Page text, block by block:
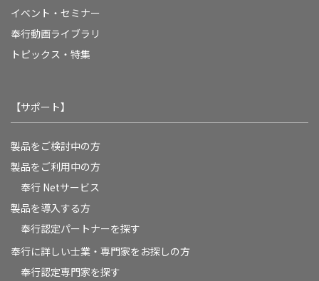
イベント・セミナー
奉行動画ライブラリ
トピックス・特集
【サポート】
製品をご検討中の方
製品をご利用中の方
奉行 Netサービス
製品を導入する方
奉行認定パートナーを探す
奉行に詳しい士業・専門家をお探しの方
奉行認定専門家を探す